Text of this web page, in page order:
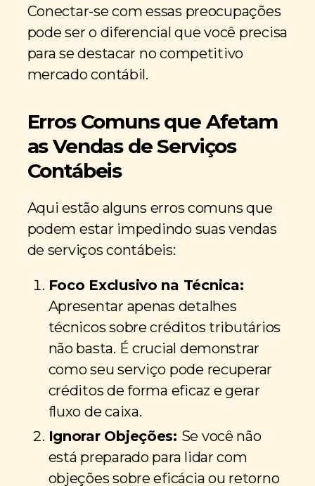
Conectar-se com essas preocupações
pode ser o diferencial que você precisa
para se destacar no competitivo
mercado contábil.
Erros Comuns que Afetam
as Vendas de Serviços
Contábeis
Aqui estão alguns erros comuns que
podem estar impedindo suas vendas
de serviços contábeis:
Foco Exclusivo na Técnica:
Apresentar apenas detalhes
técnicos sobre créditos tributários
não basta. É crucial demonstrar
como seu serviço pode recuperar
créditos de forma eficaz e gerar
fluxo de caixa.
Ignorar Objeções: Se você não
está preparado para lidar com
objeções sobre eficácia ou retorno